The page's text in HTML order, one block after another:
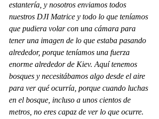
estantería, y nosotros enviamos todos
nuestros DJI Matrice y todo lo que teníamos
que pudiera volar con una cámara para
tener una imagen de lo que estaba pasando
alrededor, porque teníamos una fuerza
enorme alrededor de Kiev. Aquí tenemos
bosques y necesitábamos algo desde el aire
para ver qué ocurría, porque cuando luchas
en el bosque, incluso a unos cientos de
metros, no eres capaz de ver lo que ocurre.